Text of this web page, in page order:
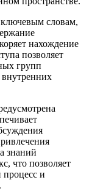
словам,
нахождение
позволяет
групп
внутренних
знаний
что позволяет
процесс и